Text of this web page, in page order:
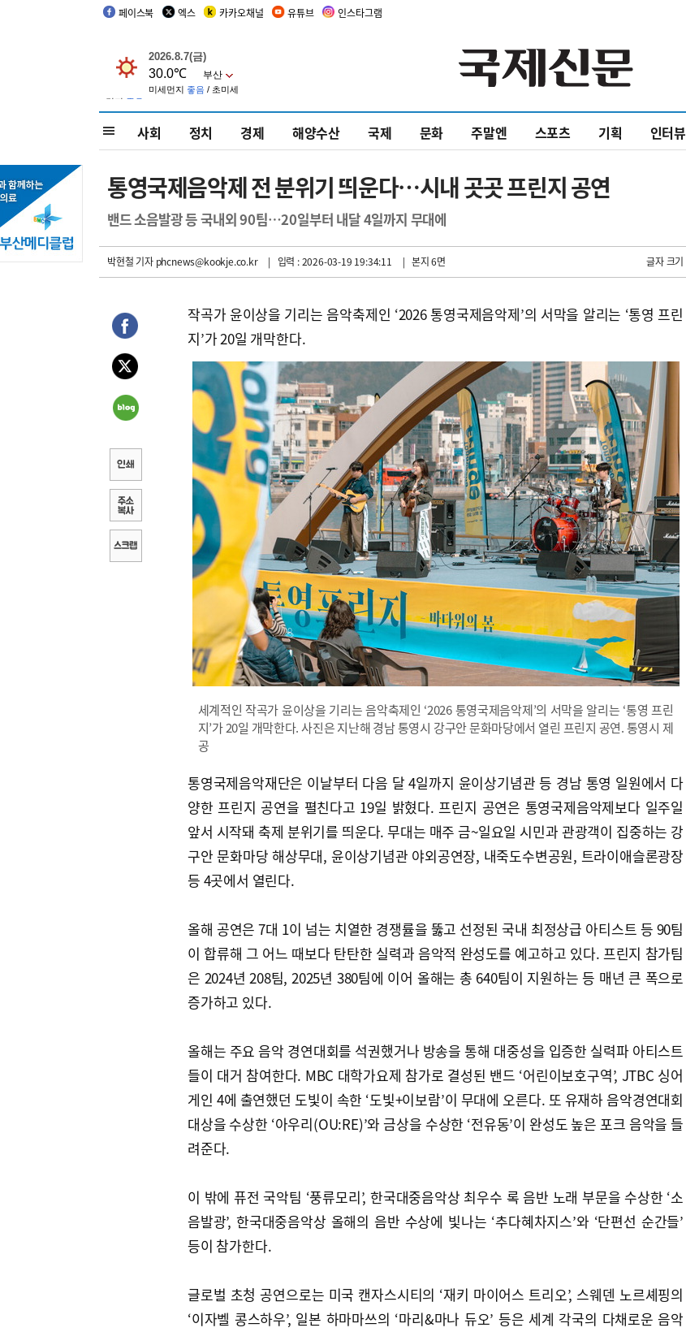
페이스북 엑스 카카오채널 유튜브 인스타그램
사회 정치 경제 해양수산 국제 문화 주말엔 스포츠 기획 인터뷰
통영국제음악제 전 분위기 띄운다…시내 곳곳 프린지 공연
밴드 소음발광 등 국내외 90팀…20일부터 내달 4일까지 무대에
박현철 기자phcnews@kookje.co.kr | 입력 : 2026-03-19 19:34:11 | 본지 6면 글자 크기
작곡가 윤이상을 기리는 음악축제인 ‘2026 통영국제음악제’의 서막을 알리는 ‘통영 프린
지’가 20일 개막한다.
세계적인 작곡가 윤이상을 기리는 음악축제인 ‘2026 통영국제음악제’의 서막을 알리는 ‘통영 프린
지’가 20일 개막한다. 사진은 지난해 경남 통영시 강구안 문화마당에서 열린 프린지 공연. 통영시 제
공
통영국제음악재단은 이날부터 다음 달 4일까지 윤이상기념관 등 경남 통영 일원에서 다
양한 프린지 공연을 펼친다고 19일 밝혔다. 프린지 공연은 통영국제음악제보다 일주일
앞서 시작돼 축제 분위기를 띄운다. 무대는 매주 금~일요일 시민과 관광객이 집중하는 강
구안 문화마당 해상무대, 윤이상기념관 야외공연장, 내죽도수변공원, 트라이애슬론광장
등 4곳에서 열린다.
올해 공연은 7대 1이 넘는 치열한 경쟁률을 뚫고 선정된 국내 최정상급 아티스트 등 90팀
이 합류해 그 어느 때보다 탄탄한 실력과 음악적 완성도를 예고하고 있다. 프린지 참가팀
은 2024년 208팀, 2025년 380팀에 이어 올해는 총 640팀이 지원하는 등 매년 큰 폭으로
증가하고 있다.
올해는 주요 음악 경연대회를 석권했거나 방송을 통해 대중성을 입증한 실력파 아티스트
들이 대거 참여한다. MBC 대학가요제 참가로 결성된 밴드 ‘어린이보호구역’, JTBC 싱어
게인 4에 출연했던 도빛이 속한 ‘도빛+이보람’이 무대에 오른다. 또 유재하 음악경연대회
대상을 수상한 ‘아우리(OU:RE)’와 금상을 수상한 ‘전유동’이 완성도 높은 포크 음악을 들
려준다.
이 밖에 퓨전 국악팀 ‘풍류모리’, 한국대중음악상 최우수 록 음반 노래 부문을 수상한 ‘소
음발광’, 한국대중음악상 올해의 음반 수상에 빛나는 ‘추다혜차지스’와 ‘단편선 순간들’
등이 참가한다.
글로벌 초청 공연으로는 미국 캔자스시티의 ‘재키 마이어스 트리오’, 스웨덴 노르셰핑의
‘이자벨 콩스하우’, 일본 하마마쓰의 ‘마리&마나 듀오’ 등은 세계 각국의 다채로운 음악